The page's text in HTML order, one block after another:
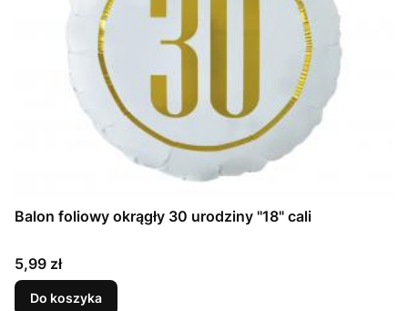
Balon foliowy okrągły 30 urodziny ''18" cali
Cena
5,99 zł
Do koszyka